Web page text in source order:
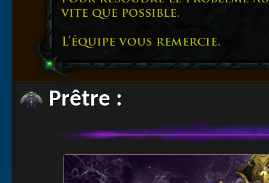
Prêtre :